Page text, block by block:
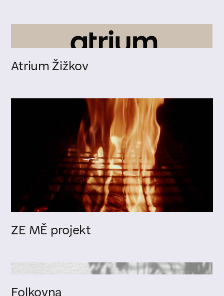
Atrium Žižkov
ZE MĚ projekt
Folkovna